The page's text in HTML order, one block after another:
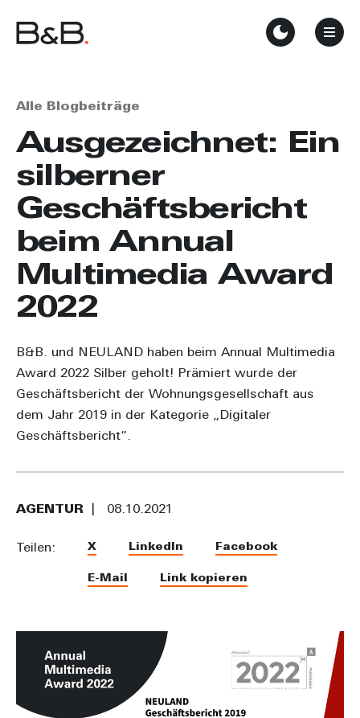
Alle Blogbeiträge
Ausgezeichnet: Ein
silberner
Geschäftsbericht
beim Annual
Multimedia Award
2022
B&B. und NEULAND haben beim Annual Multimedia
Award 2022 Silber geholt! Prämiert wurde der
Geschäftsbericht der Wohnungsgesellschaft aus
dem Jahr 2019 in der Kategorie „Digitaler
Geschäftsbericht“.
AGENTUR 08.10.2021
Teilen: X LinkedIn Facebook
E-Mail Link kopieren